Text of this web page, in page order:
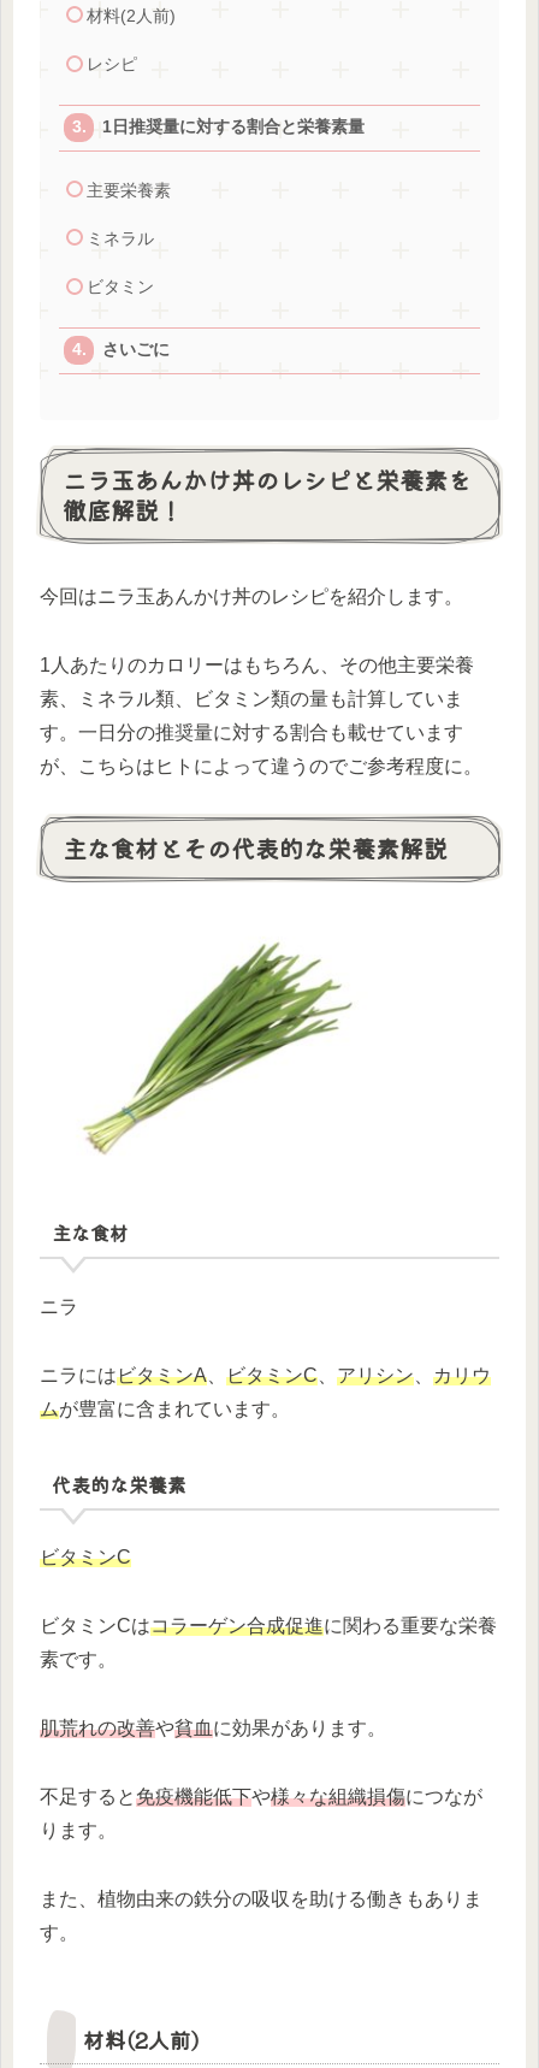
材料(2人前)
レシピ
1日推奨量に対する割合と栄養素量
主要栄養素
ミネラル
ビタミン
さいごに
ニラ玉あんかけ丼のレシピと栄養素を
徹底解説！
今回はニラ玉あんかけ丼のレシピを紹介します。
1人あたりのカロリーはもちろん、その他主要栄養
素、ミネラル類、ビタミン類の量も計算していま
す。一日分の推奨量に対する割合も載せています
が、こちらはヒトによって違うのでご参考程度に。
主な食材とその代表的な栄養素解説
主な食材
ニラ
ニラにはビタミンA ビタミンC アリシン
カリウ
ムが豊富に含まれています。
代表的な栄養素
ビタミンC
ビタミンCはコラーゲン合成促進に関わる重要な栄養
素です。
肌荒れの改善や貧血に効果があります。
不足すると免疫機能低下や様々な組織損傷につなが
ります。
また、植物由来の鉄分の吸収を助ける働きもありま
す。
材料(2人前)